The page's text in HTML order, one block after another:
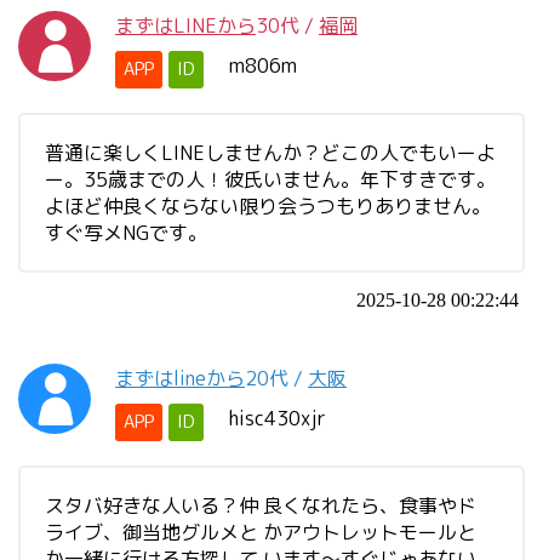
まずはLINEから30代 / 福岡
APP ID m806m
普通に楽しくLINEしませんか？どこの人でもいーよ
ー。35歳までの人！彼氏いません。年下すきです。
よほど仲良くならない限り会うつもりありません。
すぐ写メNGです。
2025-10-28 00:22:44
まずはlineから20代 / 大阪
APP ID hisc430xjr
スタバ好きな人いる？仲 良くなれたら、食事やド
ライブ、御当地グルメと かアウトレットモールと